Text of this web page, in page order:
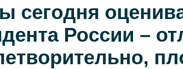
сегодня
России –